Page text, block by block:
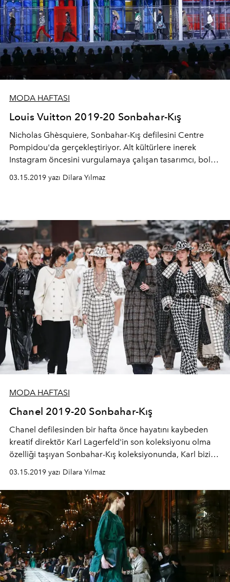
MODA HAFTASI
Louis Vuitton 2019-20 Sonbahar-Kış
Nicholas Ghèsquiere, Sonbahar-Kış defilesini Centre
Pompidou'da gerçekleştiriyor. Alt kültürlere inerek
Instagram öncesini vurgulamaya çalışan tasarımcı, bolca
blok renk, desen kullanıyor. Eklektik görünümlerin
bulunduğu koleksiyon, 80'leri anımsatıyor.
03.15.2019 yazı Dilara Yılmaz
MODA HAFTASI
Chanel 2019-20 Sonbahar-Kış
Chanel defilesinden bir hafta önce hayatını kaybeden
kreatif direktör Karl Lagerfeld'in son koleksiyonu olma
özelliği taşıyan Sonbahar-Kış koleksiyonunda, Karl bizi
İsviçre Alplerinde bir chalet'ye götürüyor. Beyazların,
hakim olduğu koleksiyonunda markanın imzası tüvit
kumaş puffer ceketlerle buluşuyor. Takımların önce
çıktığı koleksiyonda fedora şapka ve kaşe kabanlar
maskülen bir görünüm sağlıyor.
03.15.2019 yazı Dilara Yılmaz